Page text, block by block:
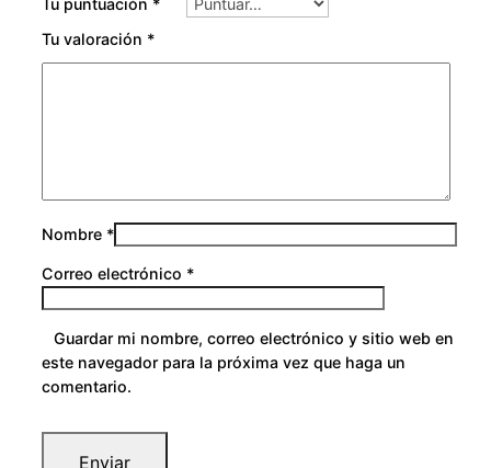
Tu valoración *
Nombre *
Correo electrónico *
Guardar mi nombre, correo electrónico y sitio web en
este navegador para la próxima vez que haga un
comentario.